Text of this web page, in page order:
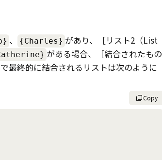
、 {Charles} があり、
リスト2（List
がある場合、
結合されたもの
最終的に結合されるリストは次のように
Copy